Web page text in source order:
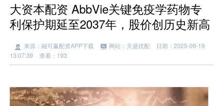
大资本配资 AbbVie关键免疫学药物专
利保护期延至2037年，股价创历史新高
来源：融可赢配资APP下载 网站：天盛优配
日期：2025-09-19
13:07:39
查看：193